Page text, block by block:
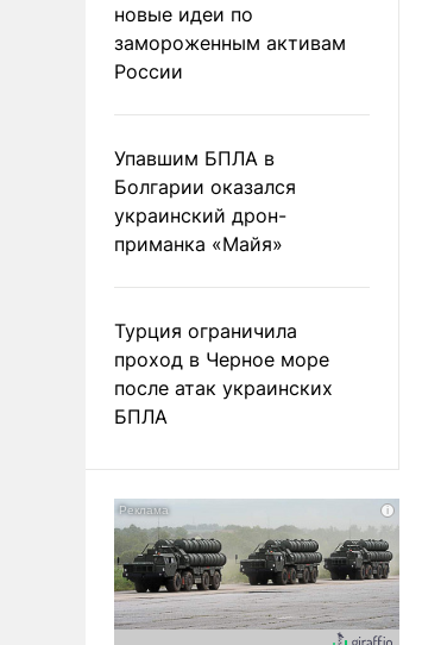
новые идеи по
замороженным активам
России
Упавшим БПЛА в
Болгарии оказался
украинский дрон-
приманка «Майя»
Турция ограничила
проход в Черное море
после атак украинских
БПЛА